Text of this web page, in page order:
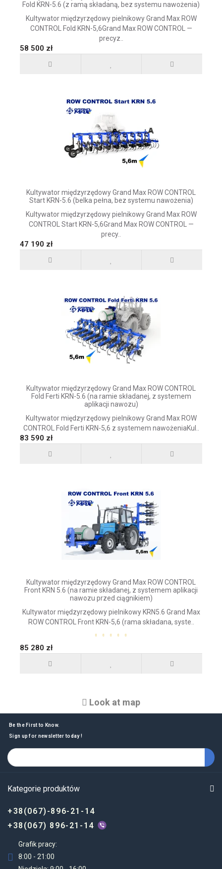
Fold KRN-5.6 (z ramą składaną, bez systemu nawożenia)
Kultywator międzyrzędowy pielnikowy Grand Max ROW
CONTROL Fold KRN-5,6Grand Max ROW CONTROL —
precyz..
58 500 zł
Kultywator międzyrzędowy Grand Max ROW CONTROL
Start KRN-5.6 (belka pełna, bez systemu nawożenia)
Kultywator międzyrzędowy pielnikowy Grand Max ROW
CONTROL Start KRN-5,6Grand Max ROW CONTROL —
precy..
47 190 zł
Kultywator międzyrzędowy Grand Max ROW CONTROL
Fold Ferti KRN-5.6 (na ramie składanej, z systemem
aplikacji nawozu)
Kultywator międzyrzędowy pielnikowy Grand Max ROW
CONTROL Fold Ferti KRN-5,6 z systemem nawożeniaKul..
83 590 zł
Kultywator międzyrzędowy Grand Max ROW CONTROL
Front KRN 5.6 (na ramie składanej, z systemem aplikacji
nawozu przed ciągnikiem)
Kultywator międzyrzędowy pielnikowy KRN5.6 Grand Max
ROW CONTROL Front KRN-5,6 (rama składana, syste..
85 280 zł
Look at map
Be the First to Know.
Sign up for newsletter today !
Kategorie produktów
+38(067)-896-21-14
+38(067) 896-21-14
Grafik pracy:
8:00 - 21:00